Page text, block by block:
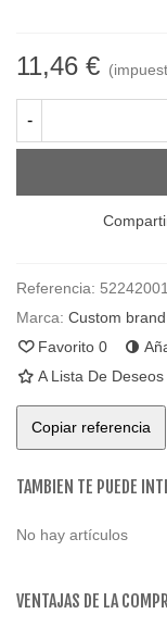
11,46 €
-
Referencia:
Marca: Custom brand
Favorito 0
A Lista De Deseos
Copiar referencia
TAMBIEN TE PUEDE
No hay artículos
VENTAJAS DE LA